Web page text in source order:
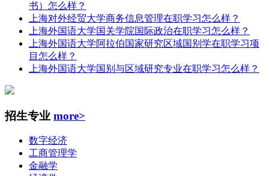
书）怎么样？
上海对外经贸大学商务信息管理在职学习怎么样？
上海外国语大学国关学院国际政治在职学习怎么样？
上海外国语大学阿拉伯国家研究区域国别学在职学习项
目怎么样？
上海外国语大学国别与区域研究专业在职学习怎么样？
招生专业 more>
数字经济
工商管理学
金融学